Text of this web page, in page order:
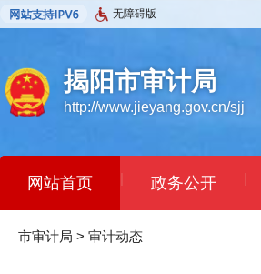
无障碍版
揭阳市审计局
http://www.jieyang.gov.cn/sjj
网站首页 | 政务公开 |
市审计局 > 审计动态